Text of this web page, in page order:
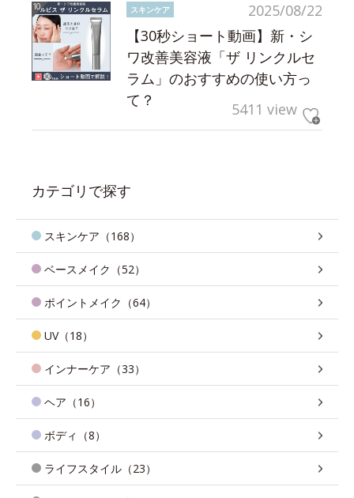
2025/08/22
スキンケア
【30秒ショート動画】新・シ
ワ改善美容液「ザ リンクルセ
ラム」のおすすめの使い方っ
て？
5411 view
カテゴリで探す
スキンケア（168）
ベースメイク（52）
ポイントメイク（64）
UV（18）
インナーケア（33）
ヘア（16）
ボディ（8）
ライフスタイル（23）